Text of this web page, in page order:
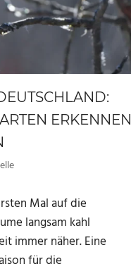
ERKENNEN
Mal auf die
langsam kahl
immer näher. Eine
für die